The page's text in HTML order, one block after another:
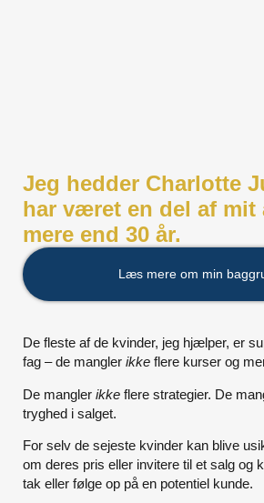
Jeg hedder Charlotte
har været en del af mit
mere end 30 år.
Læs mere om min
De fleste af de kvinder, jeg hjælper, er
fag – de mangler ikke flere kurser og
De mangler ikke flere strategier. De
tryghed i salget.
For selv de sejeste kvinder kan blive
om deres pris eller invitere til et salg og
tak eller følge op på en potentiel kunde.